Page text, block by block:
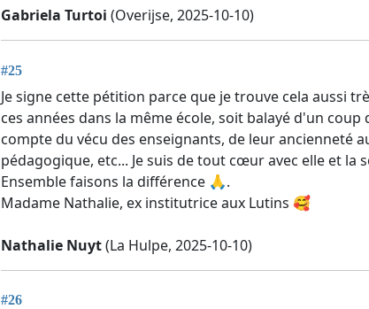
Gabriela Turtoi (Overijse, 2025-10-10)
#25
Je signe cette pétition parce que je trouve cela aussi
ces années dans la même école, soit balayé d'un
compte du vécu des enseignants, de leur ancienneté
pédagogique, etc... Je suis de tout cœur avec elle et la
Ensemble faisons la différence 🙏.
Madame Nathalie, ex institutrice aux Lutins 🥰
Nathalie Nuyt(La Hulpe, 2025-10-10)
#26